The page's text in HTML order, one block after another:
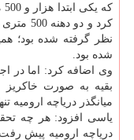
كرد و
نظر گرفته شده بود؛
شده بود.
بقیه به صورت
میانگذر دریاچه ارومیه
یاسی افزود: هر چه
دریاچه ارومیه پیش